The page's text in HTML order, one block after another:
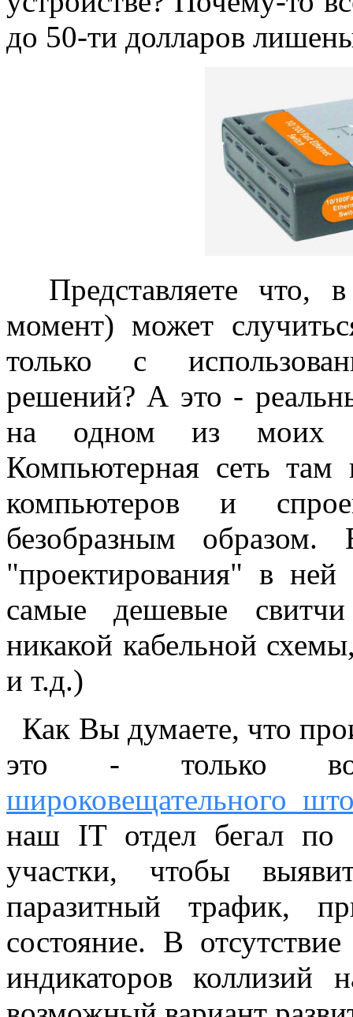
до 50-ти долларов
Представляете что,
момент) может
только с
решений? А это -
на одном из моих
Компьютерная сеть там
компьютеров и
безобразным
"проектирования" в ней
самые дешевые
никакой кабельной
и т.д.)
Как Вы думаете, что
это - только
широковещательного
наш IT отдел бегал по
участки, чтобы
паразитный трафик,
состояние. В
индикаторов коллизий